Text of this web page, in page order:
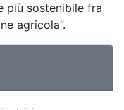
più sostenibile fra
agricola”.